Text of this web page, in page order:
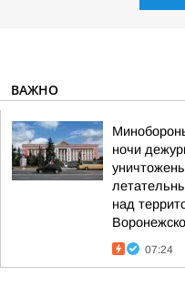
ВАЖНО
ночи
над
07:24